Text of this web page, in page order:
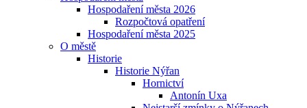
Hospodaření města 2026
Rozpočtová opatření
Hospodaření města 2025
O městě
Historie
Historie Nýřan
Hornictví
Antonín Uxa